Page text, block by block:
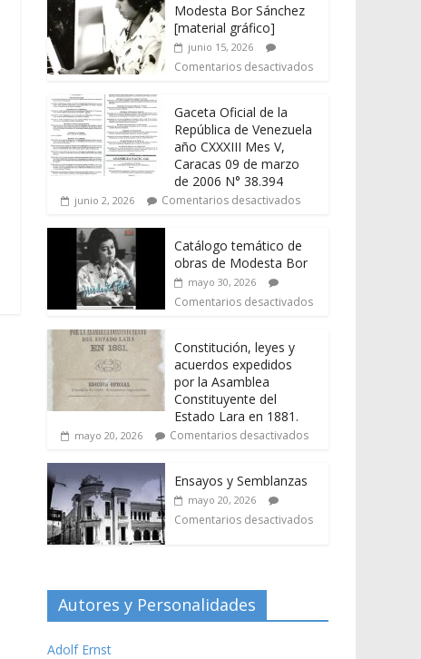
Modesta Bor Sánchez
[material gráfico]
junio 15, 2026
Comentarios desactivados
Gaceta Oficial de la
República de Venezuela
año CXXXIII Mes V,
Caracas 09 de marzo
de 2006 N° 38.394
junio 2, 2026 Comentarios desactivados
Catálogo temático de
obras de Modesta Bor
mayo 30, 2026
Comentarios desactivados
Constitución, leyes y
acuerdos expedidos
por la Asamblea
Constituyente del
Estado Lara en 1881.
mayo 20, 2026 Comentarios desactivados
Ensayos y Semblanzas
mayo 20, 2026
Comentarios desactivados
Autores y Personalidades
Adolf Ernst